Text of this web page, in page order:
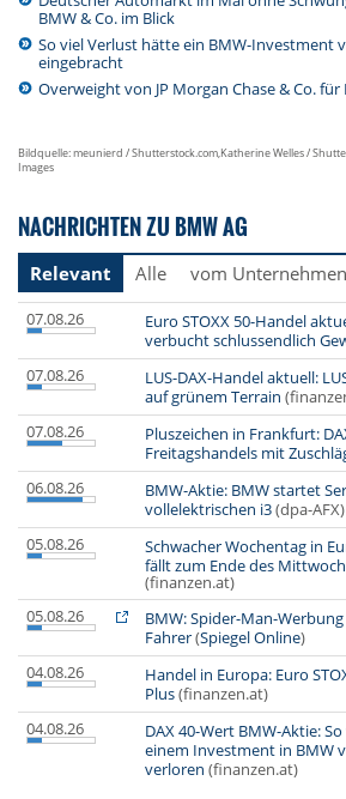
BMW & Co. im Blick
So viel Verlust hätte ein BMW-Investment
eingebracht
Overweight von JP Morgan Chase & Co. für
Bildquelle: meunierd / Shutterstock.com,Katherine Welles /
Images
NACHRICHTEN ZU BMW AG
Relevant Alle vom Unternehmen
07.08.26
Euro STOXX 50-Handel
verbucht schlussendlich
07.08.26
LUS-DAX-Handel aktuell:
auf grünem Terrain
07.08.26
Pluszeichen in Frankfurt:
Freitagshandels mit
06.08.26
BMW-Aktie: BMW startet
vollelektrischen i3(dpa-AFX)
05.08.26
Schwacher Wochentag in
fällt zum Ende des
(finanzen.at)
05.08.26
BMW: Spider-Man-
Fahrer(Spiegel Online)
04.08.26
Handel in Europa: Euro
Plus(finanzen.at)
04.08.26
DAX 40-Wert BMW-Aktie:
einem Investment in BMW
verloren (finanzen.at)